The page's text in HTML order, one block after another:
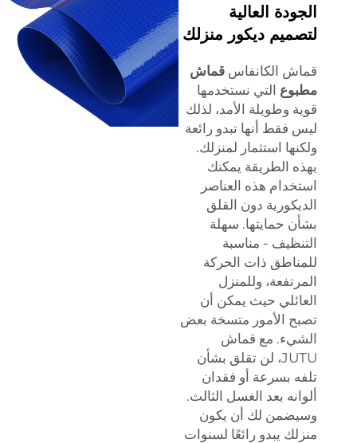
الجودة العالية
لتصميم ديكور منزلك
قماش الكانفاس قماش
مطبوع التي نستخدمها
قوية وطويلة الأمد، لذلك
ليس فقط أنها تبدو رائعة
ولكنها استثمار لمنزلك.
بهذه الطريقة يمكنك
استخدام هذه العناصر
الديكورية دون القلق
بشأن حمايتها. سهلة
التنظيف - مناسبة
للمناطق ذات الحركة
المرتفعة، وللمنزل
العائلي حيث يمكن أن
تصبح الأمور متسخة بعض
الشيء. مع قماش
JUTU، لن تقلق بشأن
تلفه بسرعة أو فقدان
ألوانه بعد الغسل الثالث.
وسيضمن لك أن يكون
منزلك يبدو رائعًا لسنوات